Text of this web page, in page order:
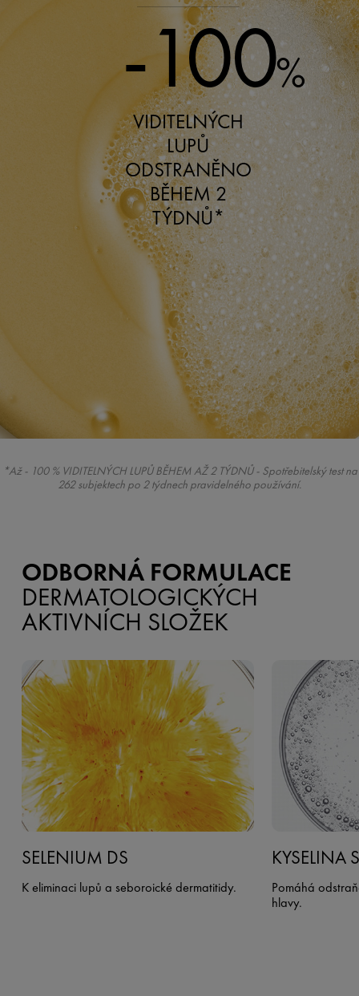
-100%
VIDITELNÝCH
LUPŮ
ODSTRANĚNO
BĚHEM 2
TÝDNŮ*
*Až - 100 % VIDITELNÝCH LUPŮ BĚHEM AŽ 2 TÝDNŮ - Spotřebitelský test na
262 subjektech po 2 týdnech pravidelného používání.
ODBORNÁ FORMULACE
DERMATOLOGICKÝCH
AKTIVNÍCH SLOŽEK
SELENIUM DS
K eliminaci lupů a seboroické dermatitidy.
KYSELINA
Pomáhá
hlavy.